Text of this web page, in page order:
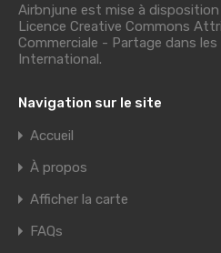
Airbnjune est mise à
Licence Creative Commons
Commerciale - Partage dans
International.
Navigation sur le site
Accueil
À propos
Afficher la carte
FAQs